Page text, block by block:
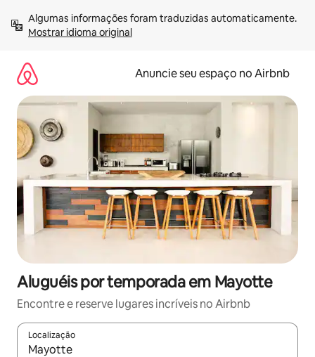
para
Mostrar idioma original
Anuncie seu espaço no Airbnb
Aluguéis por temporada em Mayotte
Encontre e reserve lugares incríveis no Airbnb
Localização
Quando os resultados estiverem disponíveis, explore-os